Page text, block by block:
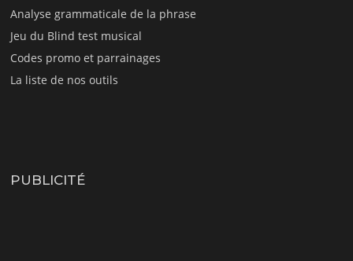
Analyse grammaticale de la phrase
Jeu du Blind test musical
Codes promo et parrainages
La liste de nos outils
PUBLICITÉ